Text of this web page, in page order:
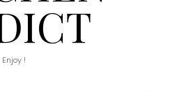
Enjoy !